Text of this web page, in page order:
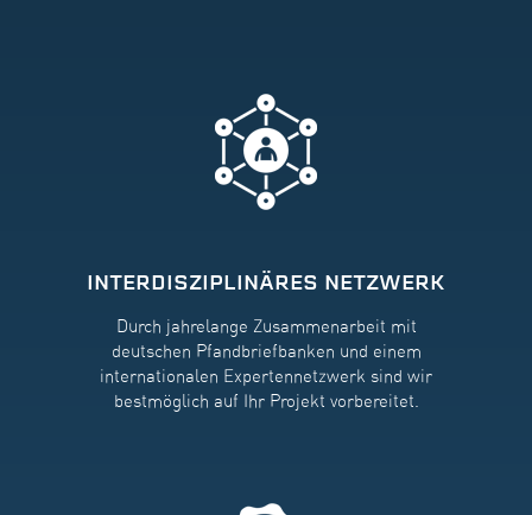
INTERDISZIPLINÄRES NETZWERK
Durch jahrelange Zusammenarbeit mit
deutschen Pfandbriefbanken und einem
internationalen Expertennetzwerk sind wir
bestmöglich auf Ihr Projekt vorbereitet.